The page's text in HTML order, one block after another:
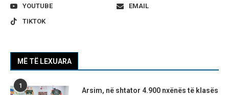
YOUTUBE
EMAIL
TIKTOK
MË TË LEXUARA
1
Arsim, në shtator 4.900 nxënës të klasës